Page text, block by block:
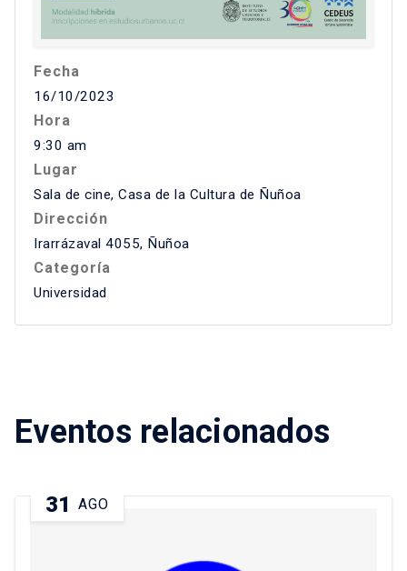
Fecha
16/10/2023
Hora
9:30 am
Lugar
Sala de cine, Casa de la Cultura de Ñuñoa
Dirección
Irarrázaval 4055, Ñuñoa
Categoría
Universidad
Eventos relacionados
31 AGO